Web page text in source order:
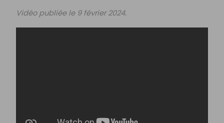
Vidéo publiée le 9 février 2024.